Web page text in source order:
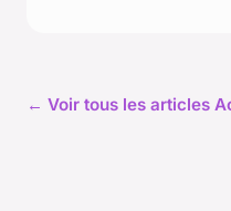
← Voir tous les articles